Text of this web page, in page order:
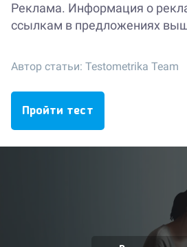
Реклама. Информация о
ссылкам в предложениях
Автор статьи: Testometrika Team
Пройти тест